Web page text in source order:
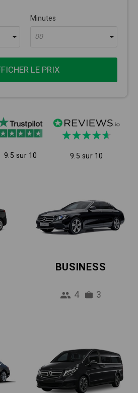
Minutes
00
LE PRIX
9.5 sur 10 9.5 sur 10
BUSINESS
4 3